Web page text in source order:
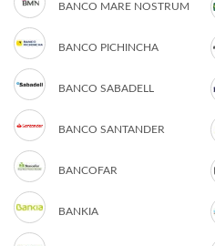
BANCO MARE NOSTRUM
BANCO PICHINCHA
BANCO SABADELL
BANCO SANTANDER
BANCOFAR
BANKIA